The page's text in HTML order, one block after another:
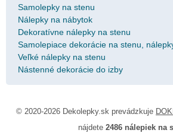
Samolepky na stenu
Nálepky na nábytok
Dekoratívne nálepky na stenu
Samolepiace dekorácie na stenu,
Veľké nálepky na stenu
Nástenné dekorácie do izby
© 2020-2026 Dekolepky.sk prevádzkuje
nájdete 2486 nálepiek na